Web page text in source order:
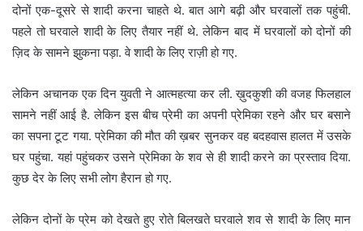
दोनों एक-दूसरे से शादी करना चाहते थे. बात आगे बढ़ी और घरवालों तक पहुंची.
पहले तो घरवाले शादी के लिए तैयार नहीं थे. लेकिन बाद में घरवालों को दोनों की
ज़िद के सामने झुकना पड़ा. वे शादी के लिए राज़ी हो गए.
लेकिन अचानक एक दिन युवती ने आत्महत्या कर ली. ख़ुदकुशी की वजह फिलहाल
सामने नहीं आई है. लेकिन इस बीच प्रेमी का अपनी प्रेमिका रहने और घर बसाने
का सपना टूट गया. प्रेमिका की मौत की ख़बर सुनकर वह बदहवास हालत में उसके
घर पहुंचा. यहां पहुंचकर उसने प्रेमिका के शव से ही शादी करने का प्रस्ताव दिया.
कुछ देर के लिए सभी लोग हैरान हो गए.
लेकिन दोनों के प्रेम को देखते हुए रोते बिलखते घरवाले शव से शादी के लिए मान